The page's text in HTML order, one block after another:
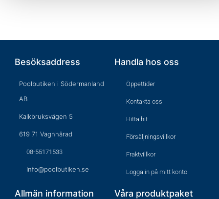
Besöksaddress
Poolbutiken i Södermanland
AB
Kalkbruksvägen 5
619 71 Vagnhärad
08-55171533
Info@poolbutiken.se
Handla hos oss
Öppettider
Kontakta oss
Hitta hit
Försäljningsvillkor
Fraktvillkor
Logga in på mitt konto
Allmän information Våra produktpaket